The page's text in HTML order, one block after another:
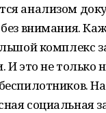
анализом
без внимания.
комплекс
И это не
социальная